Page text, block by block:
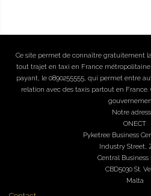
Ce site permet de connaître gratuitement
tout trajet en taxi en France
payant, le 0890255555, qui permet entre
relation avec des taxis partout en
Notre
ONECT
Pyketree Business
Industry Street,
Central
CBD5030 St.
Malta